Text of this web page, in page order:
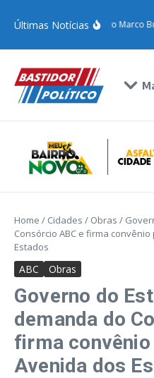
Últimas Notícias
STJ condena ministro Marco
Home / Cidades / Obras /
Consórcio ABC e firma
Estados
ABC Obras
Governo do
demanda do
firma
Avenida dos